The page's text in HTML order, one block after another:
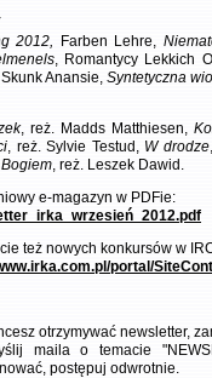
2012,
Farben Lehre,
, Romantycy Lekkich
Skunk Anansie, Syntetyczna
, reż. Madds Matthiesen,
, reż. Sylvie Testud, W drodze
, reż. Leszek Dawid.
e-magazyn w PDFie:
też nowych konkursów w
portal/
otrzymywać newsletter,
maila o temacie
postępuj odwrotnie.